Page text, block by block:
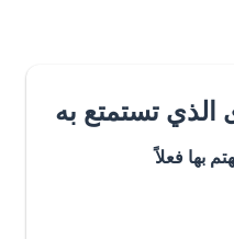
تستمتع به
بها فعلاً